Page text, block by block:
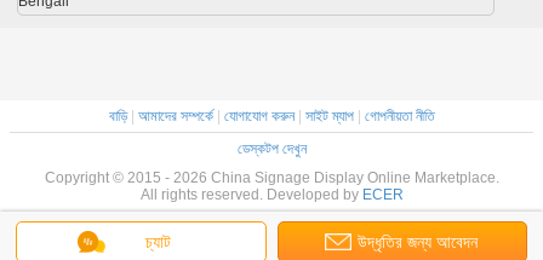
চ্যাট উদ্ধৃতির জন্য আবেদন
বাড়ি| আমাদের সম্পর্কে| যোগাযোগ করুন| সাইট ম্যাপ| গোপনীয়তা নীতি
ডেস্কটপ দেখুন
Copyright © 2015 - 2026 China Signage Display Online Marketplace.
All rights reserved. Developed by ECER